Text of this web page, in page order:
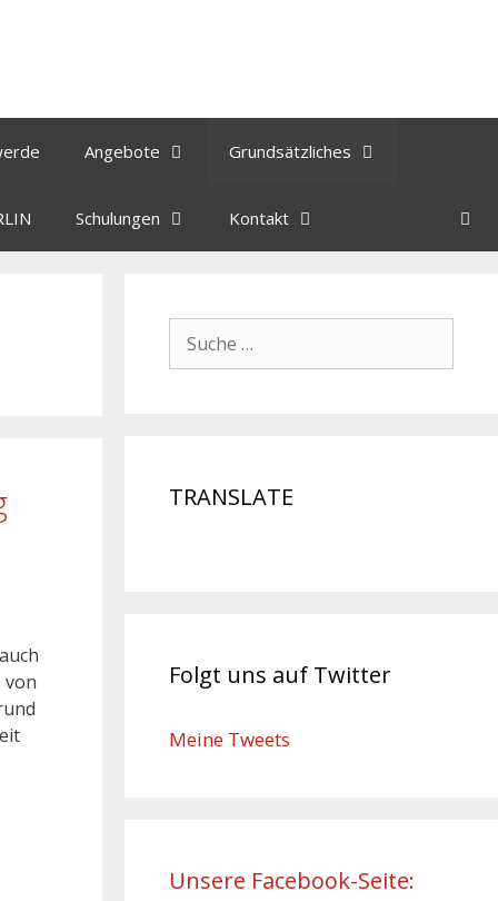
Angebote Grundsätzliches
Schulungen Kontakt
von
TRANSLATE
Folgt uns auf Twitter
Meine Tweets
Unsere Facebook-Seite: